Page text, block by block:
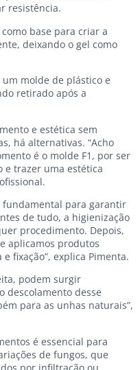
resistência.
base para criar a
deixando o gel como
molde de plástico e
retirado após a
e estética sem
há alternativas. “Acho
é o molde F1, por ser
e trazer uma estética
fundamental para garantir
de tudo, a higienização
procedimento. Depois,
aplicamos produtos
fixação”, explica Pimenta.
podem surgir
descolamento desse
para as unhas naturais”,
é essencial para
de fungos, que